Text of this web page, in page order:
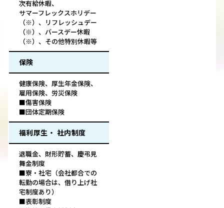
次有給休暇、
サマーフレックスホリデー
（※）、リフレッシュデー
（※）、バースデー休暇
（※）、その他特別休暇等
保険
健康保険、厚生年金保険、
雇用保険、労災保険
■傷害保険
■団体定期保険
福利厚生・ 社内制度
退職金、財形貯蓄、慶弔見
舞金制度
■寮・社宅（会社都合での
転勤の場合は、借り上げ社
宅制度あり）
■表彰制度